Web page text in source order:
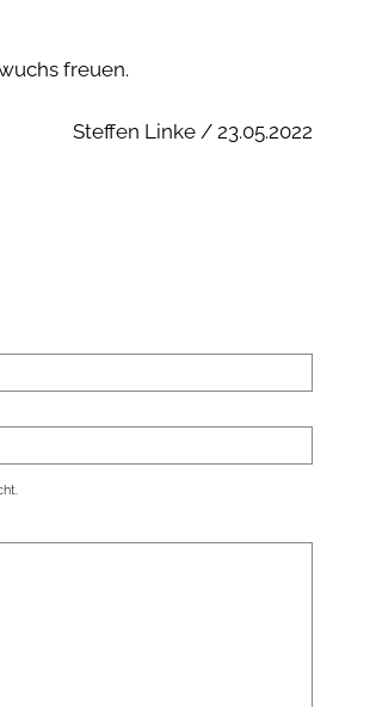
freuen.
Steffen Linke / 23.05.2022